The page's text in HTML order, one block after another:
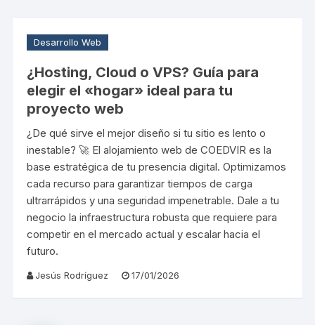
Desarrollo Web
¿Hosting, Cloud o VPS? Guía para
elegir el «hogar» ideal para tu
proyecto web
¿De qué sirve el mejor diseño si tu sitio es lento o
inestable? 🚀 El alojamiento web de COEDVIR es la
base estratégica de tu presencia digital. Optimizamos
cada recurso para garantizar tiempos de carga
ultrarrápidos y una seguridad impenetrable. Dale a tu
negocio la infraestructura robusta que requiere para
competir en el mercado actual y escalar hacia el
futuro.
Jesús Rodríguez 17/01/2026